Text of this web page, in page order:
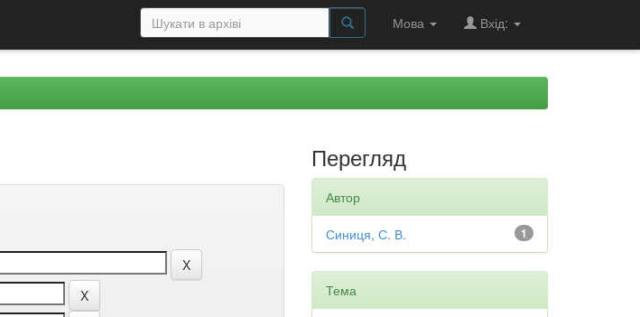
Мова Вхід:
Перегляд
Автор
1
Синиця, С. В.
Тема